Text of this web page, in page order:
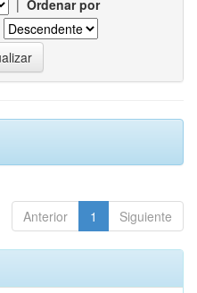
| Ordenar por
Anterior 1 Siguiente